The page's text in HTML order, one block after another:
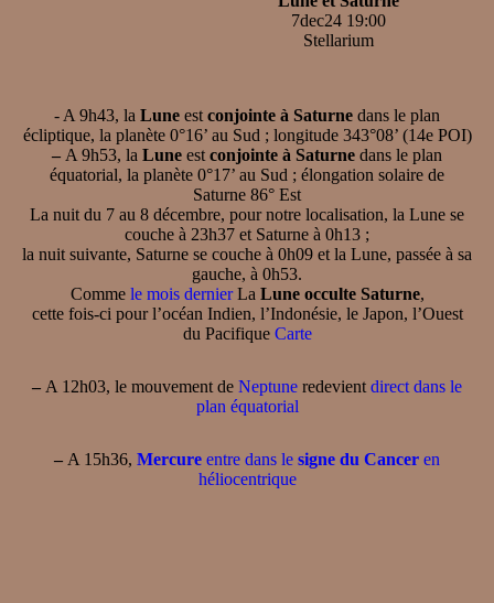
7dec24 19:00
Stellarium
- A 9h43, la Lune est conjointe à Saturne dans le plan
écliptique, la planète 0°16’ au Sud ; longitude 343°08’ (14e POI)
– A 9h53, la Lune est conjointe à Saturne dans le plan
équatorial, la planète 0°17’ au Sud ; élongation solaire de
Saturne 86° Est
La nuit du 7 au 8 décembre, pour notre localisation, la Lune se
couche à 23h37 et Saturne à 0h13 ;
la nuit suivante, Saturne se couche à 0h09 et la Lune, passée à sa
gauche, à 0h53.
Comme le mois dernierLa Lune occulte Saturne,
cette fois-ci pour l’océan Indien, l’Indonésie, le Japon, l’Ouest
du Pacifique Carte
– A 12h03, le mouvement de Neptune redevient direct dans le
plan équatorial
– A 15h36, Mercure entre dans le signe du Cancer en
héliocentrique